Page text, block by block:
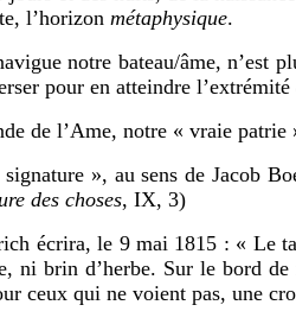
l’horizon métaphysique.
notre bateau/âme, n’est
pour en atteindre l’extrémité
de l’Ame, notre « vraie patrie
», au sens de Jacob
des choses, IX, 3)
le 9 mai 1815 : « Le
ni brin d’herbe. Sur le bord
ceux qui ne voient pas, une